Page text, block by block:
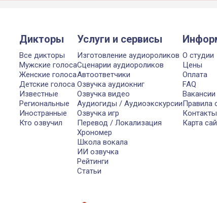
Дикторы
Все дикторы
Мужские голоса
Женские голоса
Детские голоса
Известные
Региональные
Иностранные
Кто озвучил
Услуги и сервисы
Изготовление аудиороликов
Сценарии аудиороликов
Автоответчики
Озвучка аудиокниг
Озвучка видео
Аудиогиды / Аудиоэкскурсии
Озвучка игр
Перевод / Локализация
Хрономер
Школа вокала
ИИ озвучка
Рейтинги
Статьи
О студии
Цены
Оплата
FAQ
Вакансии
Правила
Контакты
Карта